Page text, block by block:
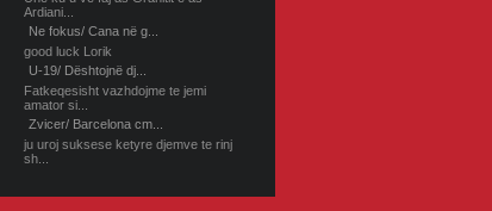
Ardiani...
Ne fokus/ Cana në g...
good luck Lorik
U-19/ Dështojnë dj...
Fatkeqesisht vazhdojme te jemi
amator si...
Zvicer/ Barcelona cm...
ju uroj suksese ketyre djemve te rinj
sh...